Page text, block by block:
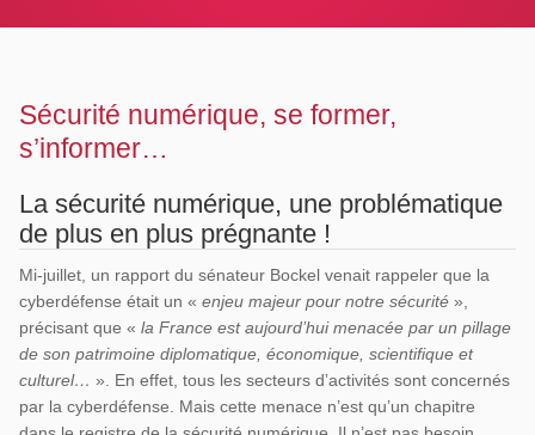
Sécurité numérique, se former,
s’informer…
La sécurité numérique, une problématique
de plus en plus prégnante !
Mi-juillet, un rapport du sénateur Bockel venait rappeler que la
cyberdéfense était un « enjeu majeur pour notre sécurité»,
précisant que « la France est aujourd’hui menacée par un pillage
de son patrimoine diplomatique, économique, scientifique et
culturel… ». En effet, tous les secteurs d’activités sont concernés
par la cyberdéfense. Mais cette menace n’est qu’un chapitre